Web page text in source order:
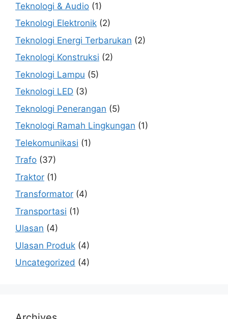
Teknologi & Audio (1)
Teknologi Elektronik (2)
Teknologi Energi Terbarukan (2)
Teknologi Konstruksi (2)
Teknologi Lampu (5)
Teknologi LED (3)
Teknologi Penerangan (5)
Teknologi Ramah Lingkungan (1)
Telekomunikasi (1)
Trafo (37)
Traktor (1)
Transformator (4)
Transportasi (1)
Ulasan (4)
Ulasan Produk (4)
Uncategorized (4)